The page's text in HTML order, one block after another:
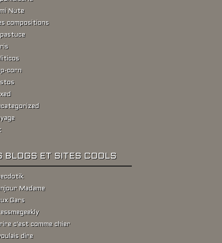
Nute
compositions
corn
BLOGS ET SITES COOLS
Madame
Gars
c'est comme chier
dire